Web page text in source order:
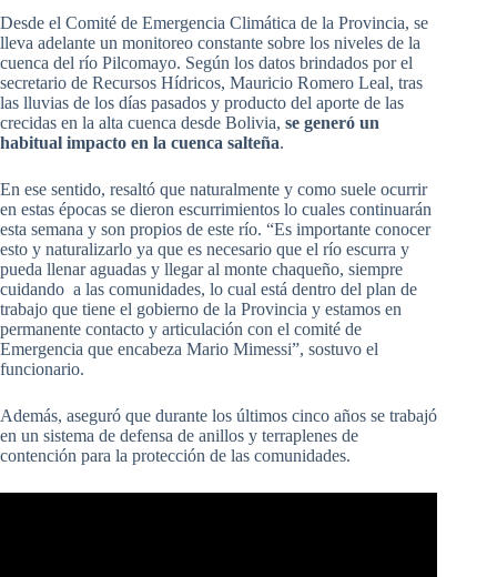
Desde el Comité de Emergencia Climática de la Provincia, se
lleva adelante un monitoreo constante sobre los niveles de la
cuenca del río Pilcomayo. Según los datos brindados por el
secretario de Recursos Hídricos, Mauricio Romero Leal, tras
las lluvias de los días pasados y producto del aporte de las
crecidas en la alta cuenca desde Bolivia, se generó un
habitual impacto en la cuenca salteña.
En ese sentido, resaltó que naturalmente y como suele ocurrir
en estas épocas se dieron escurrimientos lo cuales continuarán
esta semana y son propios de este río. “Es importante conocer
esto y naturalizarlo ya que es necesario que el río escurra y
pueda llenar aguadas y llegar al monte chaqueño, siempre
cuidando a las comunidades, lo cual está dentro del plan de
trabajo que tiene el gobierno de la Provincia y estamos en
permanente contacto y articulación con el comité de
Emergencia que encabeza Mario Mimessi”, sostuvo el
funcionario.
Además, aseguró que durante los últimos cinco años se trabajó
en un sistema de defensa de anillos y terraplenes de
contención para la protección de las comunidades.